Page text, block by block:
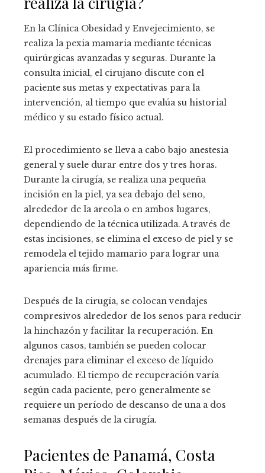
En la Clínica Obesidad y Envejecimiento, se
realiza la pexia mamaria mediante técnicas
quirúrgicas avanzadas y seguras. Durante la
consulta inicial, el cirujano discute con el
paciente sus metas y expectativas para la
intervención, al tiempo que evalúa su historial
médico y su estado físico actual.
El procedimiento se lleva a cabo bajo anestesia
general y suele durar entre dos y tres horas.
Durante la cirugía, se realiza una pequeña
incisión en la piel, ya sea debajo del seno,
alrededor de la areola o en ambos lugares,
dependiendo de la técnica utilizada. A través de
estas incisiones, se elimina el exceso de piel y se
remodela el tejido mamario para lograr una
apariencia más firme.
Después de la cirugía, se colocan vendajes
compresivos alrededor de los senos para reducir
la hinchazón y facilitar la recuperación. En
algunos casos, también se pueden colocar
drenajes para eliminar el exceso de líquido
acumulado. El tiempo de recuperación varía
según cada paciente, pero generalmente se
requiere un período de descanso de una a dos
semanas después de la cirugía.
Pacientes de Panamá, Costa